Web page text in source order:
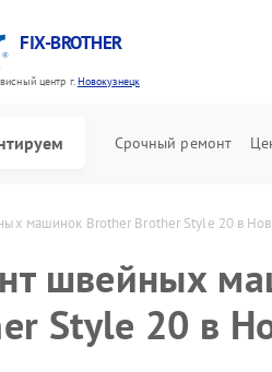
FIX-BROTHER
центр г.Новокузнецк
Срочный ремонт
машинок Brother Brother Style 20 в
швейных
Style 20 в